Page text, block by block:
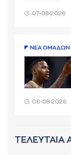
07-08-2026
ΝΕA ΟΜAΔΩΝ
06-08-2026
ΤΕΛΕΥΤΑΙΑ